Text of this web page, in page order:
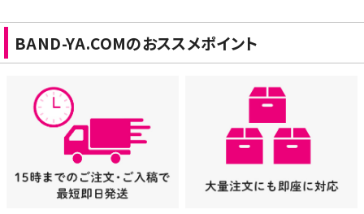
BAND-YA.COMのおススメポイント